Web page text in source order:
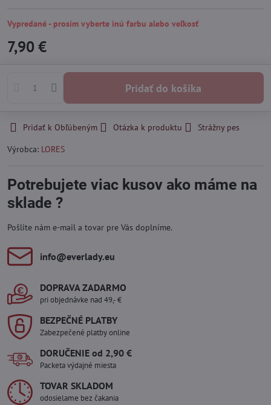
Vypredané - prosím vyberte inú farbu alebo veľkosť
7,90 €
Pridať do košíka
Pridať k Obľúbeným Otázka k produktu
Strážny pes
Výrobca: LORES
Potrebujete viac kusov ako máme na
sklade ?
Pošlite nám e-mail a tovar pre Vás doplníme.
info​@everlady​.eu
DOPRAVA ZADARMO
pri objednávke nad 49,- €
BEZPEČNÉ PLATBY
Zabezpečené platby online
DORUČENIE od 2,90 €
Packeta výdajné miesta
TOVAR SKLADOM
odosielame bez čakania